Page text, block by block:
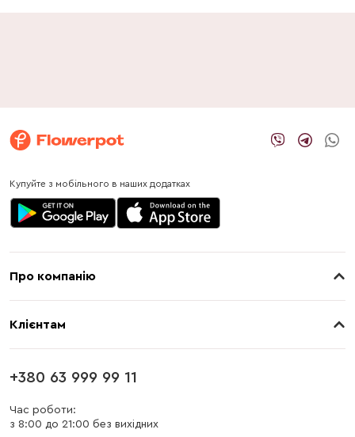
Купуйте з мобільного в наших додатках
Про компанію
Клієнтам
Оплата
Блог
+380 63 999 99 11
Час роботи:
з 8:00 до 21:00 без вихідних